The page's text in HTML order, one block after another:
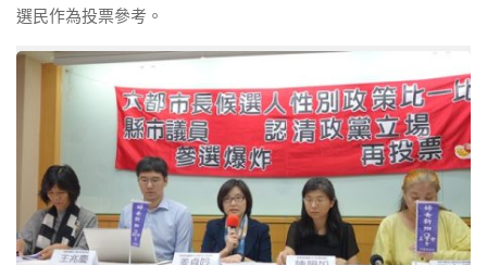
選民作為投票參考。